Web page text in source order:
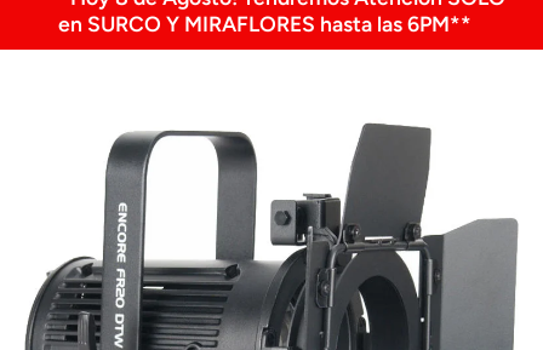
en SURCO Y MIRAFLORES hasta las 6PM**